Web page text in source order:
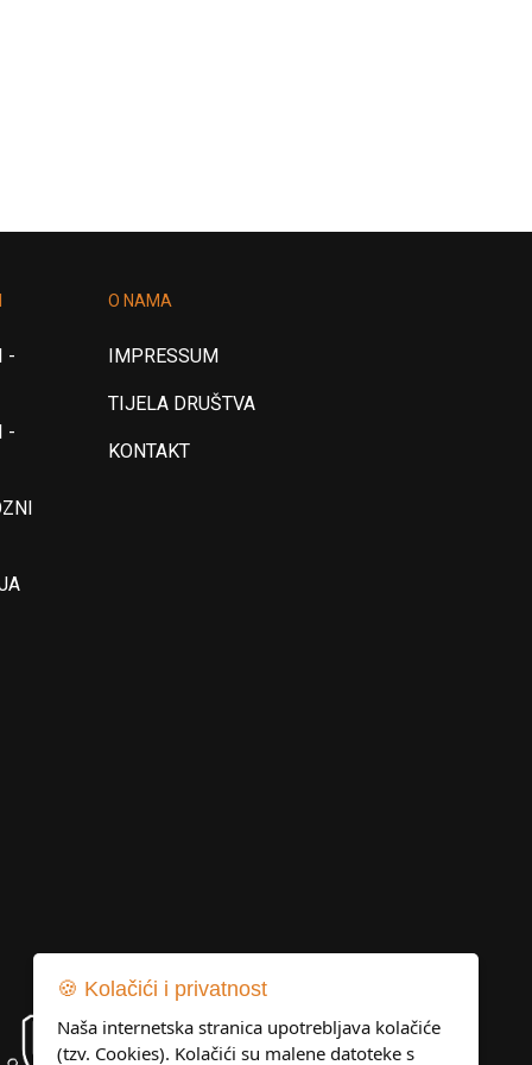
-
-
O NAMA
IMPRESSUM
TIJELA DRUŠTVA
KONTAKT
🍪 Kolačići i privatnost
Naša internetska stranica upotrebljava kolačiće
(tzv. Cookies). Kolačići su malene datoteke s